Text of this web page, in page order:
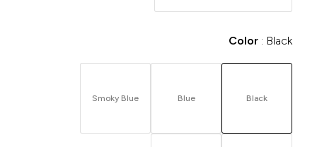
Color Black
Black
Blue
Smoky Blue